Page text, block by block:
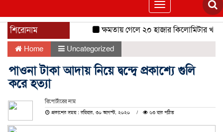
Toggle
navigation
শিরোনাম ক্ষমতায় গেলে ২০ হাজার কিলোমিটার খাল
Home Uncategorized
পাওনা টাকা আদায় নিয়ে দ্বন্দ্বে প্রকাশ্যে গুলি
করে হত্যা
রিপোর্টারের নাম
প্রকাশের সময় : রবিবার, ৩০ আগস্ট, ২০২০
৬৩ বার পঠিত